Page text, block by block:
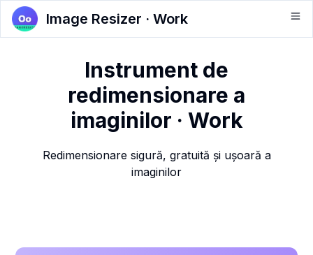
Image Resizer · Work
Instrument de
redimensionare a
imaginilor · Work
Redimensionare sigură, gratuită și ușoară a
imaginilor